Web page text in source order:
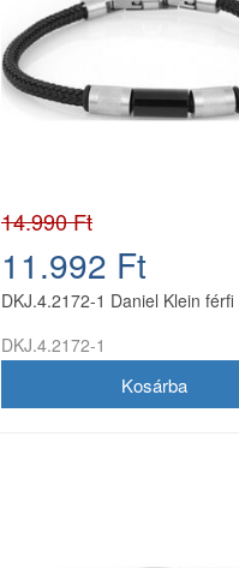
14.990 Ft
11.992 Ft
DKJ.4.2172-1 Daniel Klein
DKJ.4.2172-1